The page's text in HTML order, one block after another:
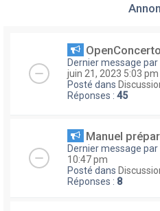
Dernier message par
juin 21, 2023 5:03 pm
Posté dans
Réponses : 45
Manuel
Dernier message par
10:47 pm
Posté dans
Réponses : 8